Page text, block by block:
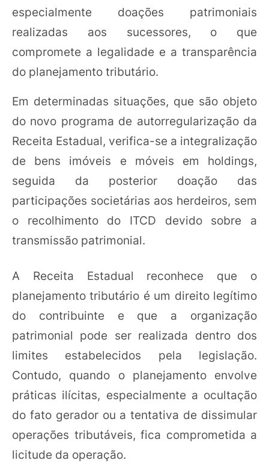
especialmente doações patrimoniais
realizadas aos sucessores, o que
compromete a legalidade e a transparência
do planejamento tributário.
Em determinadas situações, que são objeto
do novo programa de autorregularização da
Receita Estadual, verifica-se a integralização
de bens imóveis e móveis em holdings,
seguida da posterior doação das
participações societárias aos herdeiros, sem
o recolhimento do ITCD devido sobre a
transmissão patrimonial.
A Receita Estadual reconhece que o
planejamento tributário é um direito legítimo
do contribuinte e que a organização
patrimonial pode ser realizada dentro dos
limites estabelecidos pela legislação.
Contudo, quando o planejamento envolve
práticas ilícitas, especialmente a ocultação
do fato gerador ou a tentativa de dissimular
operações tributáveis, fica comprometida a
licitude da operação.